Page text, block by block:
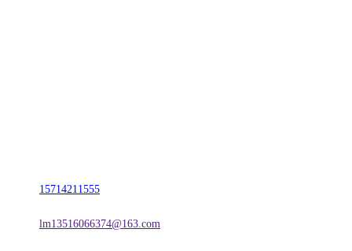
15714211555
lm13516066374@163.com